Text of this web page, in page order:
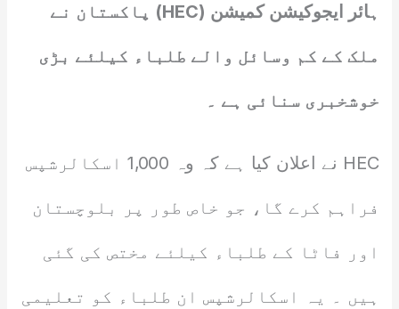
ہائر ایجوکیشن کمیشن (HEC) پاکستان نے
ملک کے کم وسائل والے طلباء کیلئے بڑی
خوشخبری سنائی ہے ۔
HEC نے اعلان کیا ہے کہ وہ 1,000 اسکالرشپس
فراہم کرے گا، جو خاص طور پر بلوچستان
اور فاٹا کے طلباء کیلئے مختص کی گئی
ہیں ۔ یہ اسکالرشپس ان طلباء کو تعلیمی